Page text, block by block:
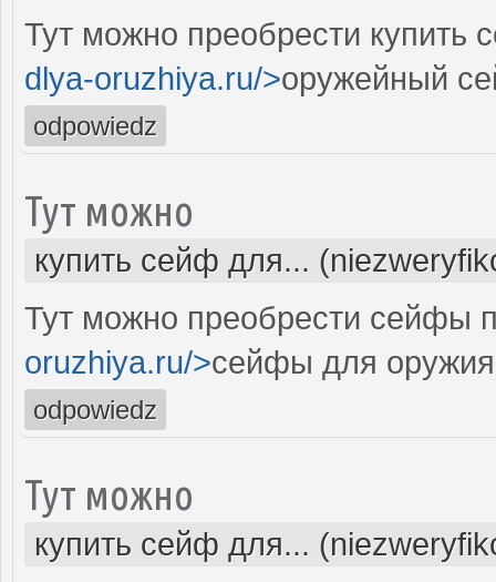
Тут можно преобрести купить
dlya-oruzhiya.ru/>оружейный
odpowiedz
Тут можно
купить сейф для...
Тут можно преобрести сейфы
oruzhiya.ru/>сейфы для
odpowiedz
Тут можно
купить сейф для...